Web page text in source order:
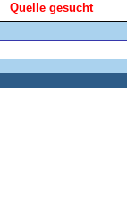
Quelle gesucht